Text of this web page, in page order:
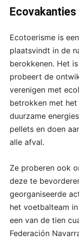
Ecovakanties
Ecotoerisme is
plaatsvindt in de
berokkenen. Het
probeert de
verenigen met
betrokken met
duurzame
pellets en doen
alle afval.
Ze proberen ook
deze te
georganiseerde
het voetbalteam
een van de tien
Federación